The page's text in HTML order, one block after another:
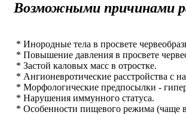
Возможными причинами
* Инородные тела в просвете
* Повышение давления в просвете
* Застой каловых масс в отростке.
* Ангионевротические расстройства с
* Морфологические предпосылки -
* Нарушения иммунного статуса.
* Особенности пищевого режима (чаще